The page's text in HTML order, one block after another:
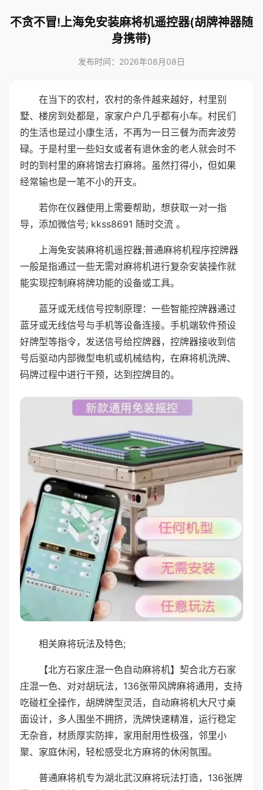
不贪不冒!上海免安装麻将机遥控器(胡牌神器随
身携带)
发布时间：2026年08月08日
在当下的农村，农村的条件越来越好，村里别
墅、楼房到处都是，家家户户几乎都有小车。村民们
的生活也是过小康生活，不再为一日三餐为而奔波劳
碌。于是村里一些妇女或者有退休金的老人就会时不
时的到村里的麻将馆去打麻将。虽然打得小，但如果
经常输也是一笔不小的开支。
若你在仪器使用上需要帮助，想获取一对一指
导，添加微信号; kkss8691 随时交流 。
上海免安装麻将机遥控器;普通麻将机程序控牌器
一般是指通过一些无需对麻将机进行复杂安装操作就
能实现控制麻将牌功能的设备或工具。
蓝牙或无线信号控制原理：一些智能控牌器通过
蓝牙或无线信号与手机等设备连接。手机端软件预设
好牌型等指令，发送信号给控牌器，控牌器接收到信
号后驱动内部微型电机或机械结构，在麻将机洗牌、
码牌过程中进行干预，达到控牌目的。
相关麻将玩法及特色;
【北方石家庄混一色自动麻将机】契合北方石家
庄混一色、对对胡玩法，136张带风牌麻将通用，支持
吃碰杠全操作，胡牌牌型灵活，自动麻将机大尺寸桌
面设计，多人围坐不拥挤，洗牌快速精准，运行稳定
无杂音，材质厚实防摔，家用耐用性极强，邻里小
聚、家庭休闲，轻松感受北方麻将的休闲氛围。
普通麻将机专为湖北武汉麻将玩法打造，136张牌